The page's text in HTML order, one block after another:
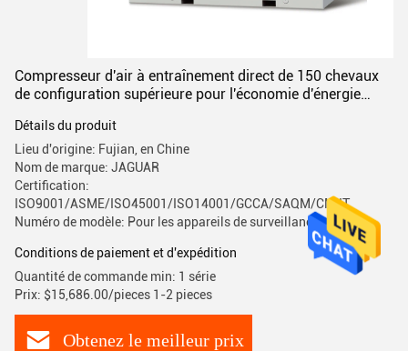
Compresseur d'air à entraînement direct de 150 chevaux
de configuration supérieure pour l'économie d'énergie
Détails du produit
Lieu d'origine: Fujian, en Chine
Nom de marque: JAGUAR
Certification:
ISO9001/ASME/ISO45001/ISO14001/GCCA/SAQM/CMIIT
Numéro de modèle: Pour les appareils de surveillance
Conditions de paiement et d'expédition
Quantité de commande min: 1 série
Prix: $15,686.00/pieces 1-2 pieces
Obtenez le meilleur prix